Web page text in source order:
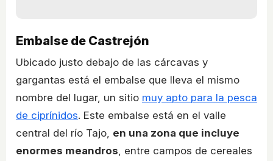
Embalse de Castrejón
Ubicado justo debajo de las cárcavas y
gargantas está el embalse que lleva el mismo
nombre del lugar, un sitio muy apto para la pesca
de ciprínidos. Este embalse está en el valle
central del río Tajo, en una zona que incluye
enormes meandros , entre campos de cereales